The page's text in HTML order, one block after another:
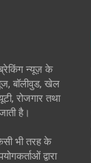
न्यूज़ के
बॉलीवुड, खेल
रोजगार तथा
है।
भी तरह के
द्वारा